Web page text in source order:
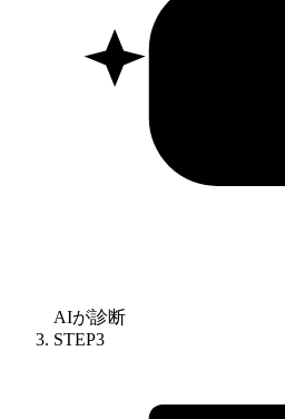
AIが診断
STEP3